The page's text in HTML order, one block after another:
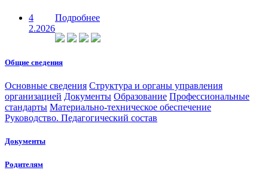
4
2.2026
Подробнее
Общие сведения
Основные сведения Структура и органы управления
организацией Документы Образование Профессиональные
стандарты Материально-техническое обеспечение
Руководство. Педагогический состав
Документы
Родителям